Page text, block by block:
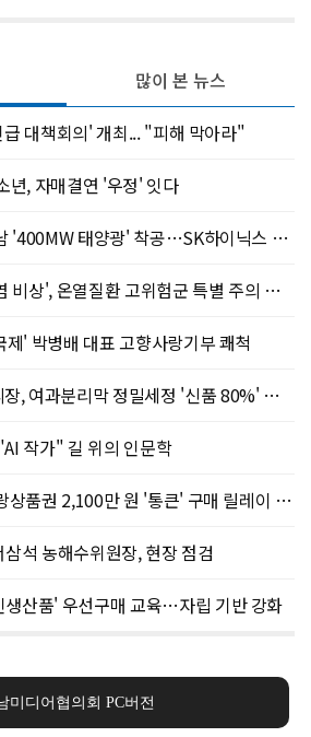
급 대책회의' 개최... "피해 막아라"
년, 자매결연 '우정' 잇다
태양광' 착공…SK하이닉스 공급
상', 온열질환 고위험군 특별 주의 당부
' 박병배 대표 고향사랑기부 쾌척
, 여과분리막 정밀세정 '신품 80%' 회복
작가" 길 위의 인문학
품권 2,100만 원 '통큰' 구매 릴레이 동참
석 농해수위원장, 현장 점검
생산품' 우선구매 교육…자립 기반 강화
많이 본 뉴스
미디어협의회 PC버전